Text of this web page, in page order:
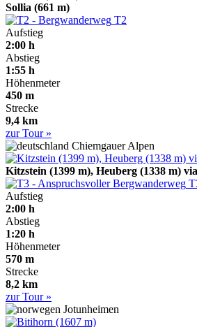
Sollia (661 m)
T2
Aufstieg
2:00 h
Abstieg
1:55 h
Höhenmeter
450 m
Strecke
9,4 km
zur Tour »
Chiemgauer Alpen
Kitzstein (1399 m), Heuberg (1338 m)
Aufstieg
2:00 h
Abstieg
1:20 h
Höhenmeter
570 m
Strecke
8,2 km
zur Tour »
Jotunheimen